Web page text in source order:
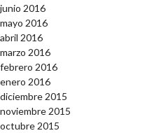
junio 2016
mayo 2016
abril 2016
marzo 2016
febrero 2016
enero 2016
diciembre 2015
noviembre 2015
octubre 2015